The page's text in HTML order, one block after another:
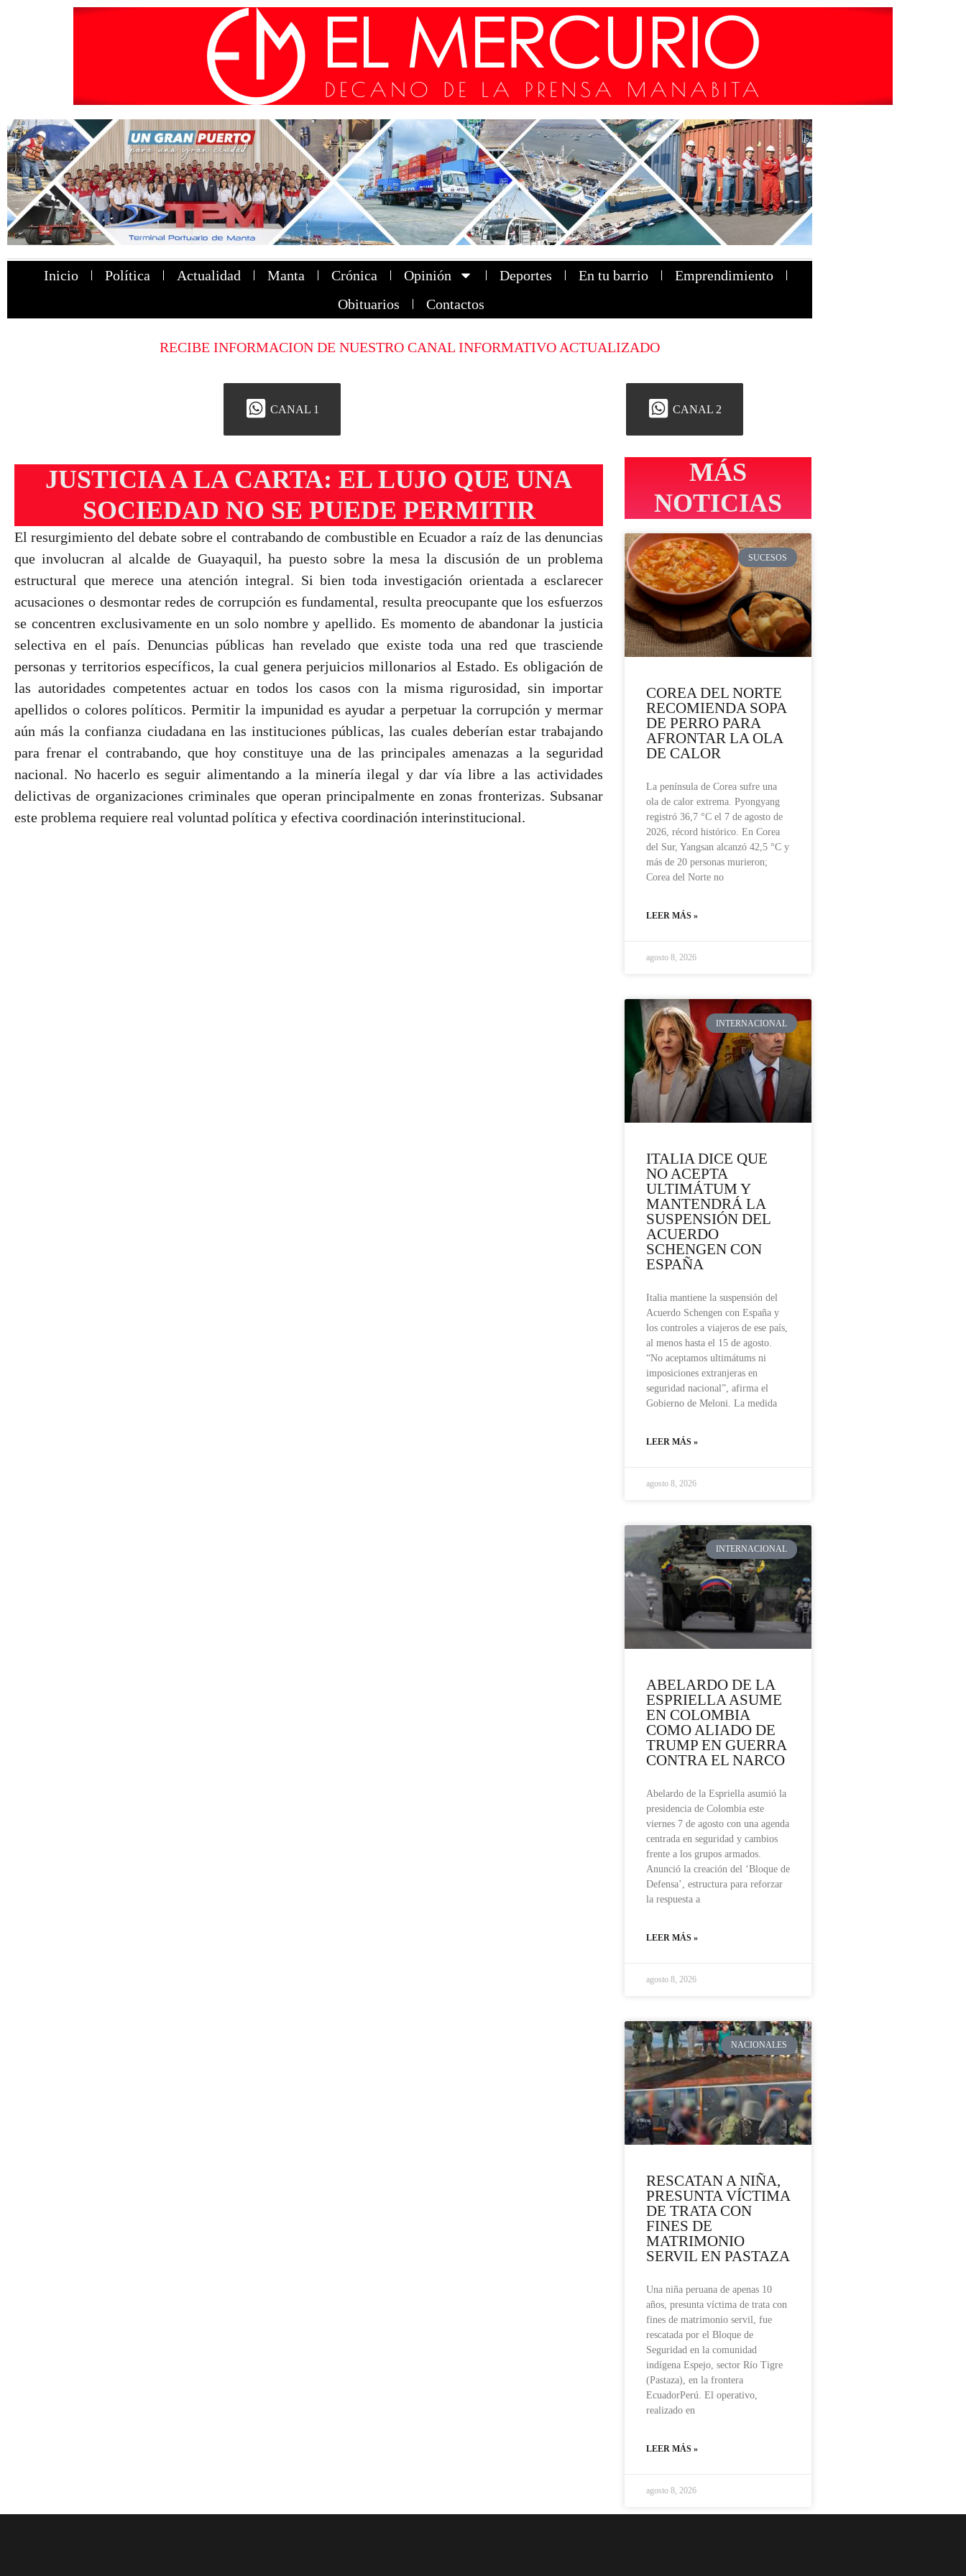
Inicio Política Actualidad Manta Crónica Opinión Deportes En tu barrio
Emprendimiento
Obituarios
Contactos
RECIBE INFORMACION DE NUESTRO CANAL INFORMATIVO ACTUALIZADO
CANAL 1 CANAL 2
JUSTICIA A LA CARTA: EL LUJO QUE UNA
SOCIEDAD NO SE PUEDE PERMITIR
El resurgimiento del debate sobre el contrabando de combustible en Ecuador a raíz de las denuncias
que involucran al alcalde de Guayaquil, ha puesto sobre la mesa la discusión de un problema
estructural que merece una atención integral. Si bien toda investigación orientada a esclarecer
acusaciones o desmontar redes de corrupción es fundamental, resulta preocupante que los esfuerzos
se concentren exclusivamente en un solo nombre y apellido. Es momento de abandonar la justicia
selectiva en el país. Denuncias públicas han revelado que existe toda una red que trasciende
personas y territorios específicos, la cual genera perjuicios millonarios al Estado. Es obligación de
las autoridades competentes actuar en todos los casos con la misma rigurosidad, sin importar
apellidos o colores políticos. Permitir la impunidad es ayudar a perpetuar la corrupción y mermar
aún más la confianza ciudadana en las instituciones públicas, las cuales deberían estar trabajando
para frenar el contrabando, que hoy constituye una de las principales amenazas a la seguridad
nacional. No hacerlo es seguir alimentando a la minería ilegal y dar vía libre a las actividades
delictivas de organizaciones criminales que operan principalmente en zonas fronterizas. Subsanar
este problema requiere real voluntad política y efectiva coordinación interinstitucional.
MÁS
NOTICIAS
SUCESOS
COREA DEL NORTE
RECOMIENDA SOPA
DE PERRO PARA
AFRONTAR LA OLA
DE CALOR
La península de Corea sufre una
ola de calor extrema. Pyongyang
registró 36,7 °C el 7 de agosto de
2026, récord histórico. En Corea
del Sur, Yangsan alcanzó 42,5 °C y
más de 20 personas murieron;
Corea del Norte no
LEER MÁS »
agosto 8, 2026
INTERNACIONAL
ITALIA DICE QUE
NO ACEPTA
ULTIMÁTUM Y
MANTENDRÁ LA
SUSPENSIÓN DEL
ACUERDO
SCHENGEN CON
ESPAÑA
Italia mantiene la suspensión del
Acuerdo Schengen con España y
los controles a viajeros de ese país,
al menos hasta el 15 de agosto.
“No aceptamos ultimátums ni
imposiciones extranjeras en
seguridad nacional”, afirma el
Gobierno de Meloni. La medida
LEER MÁS »
agosto 8, 2026
INTERNACIONAL
ABELARDO DE LA
ESPRIELLA ASUME
EN COLOMBIA
COMO ALIADO DE
TRUMP EN GUERRA
CONTRA EL NARCO
Abelardo de la Espriella asumió la
presidencia de Colombia este
viernes 7 de agosto con una agenda
centrada en seguridad y cambios
frente a los grupos armados.
Anunció la creación del ‘Bloque de
Defensa’, estructura para reforzar
la respuesta a
LEER MÁS »
agosto 8, 2026
NACIONALES
RESCATAN A NIÑA,
PRESUNTA VÍCTIMA
DE TRATA CON
FINES DE
MATRIMONIO
SERVIL EN PASTAZA
Una niña peruana de apenas 10
años, presunta víctima de trata con
fines de matrimonio servil, fue
rescatada por el Bloque de
Seguridad en la comunidad
indígena Espejo, sector Río Tigre
(Pastaza), en la frontera
EcuadorPerú. El operativo,
realizado en
LEER MÁS »
agosto 8, 2026